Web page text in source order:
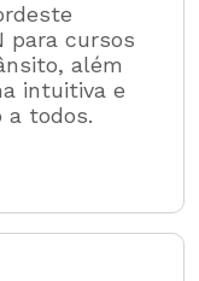
para cursos
além
intuitiva e
a todos.